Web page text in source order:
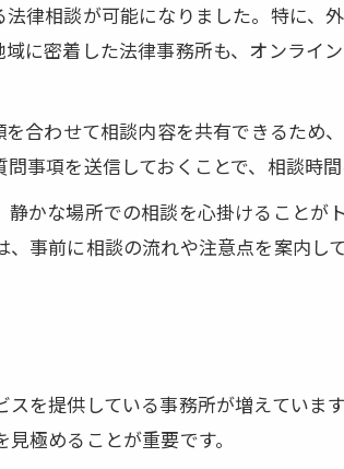
律相談が可能になりました。特に、
に密着した法律事務所も、オンライ
合わせて相談内容を共有できるため
事項を送信しておくことで、相談時
かな場所での相談を心掛けることが
事前に相談の流れや注意点を案内し
を提供している事務所が増えていま
極めることが重要です。